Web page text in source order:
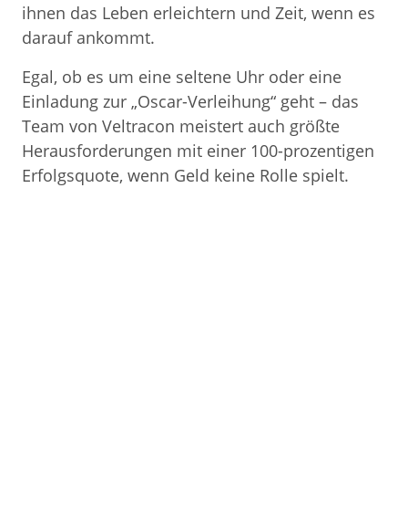
ihnen das Leben erleichtern und Zeit, wenn es
darauf ankommt.
Egal, ob es um eine seltene Uhr oder eine
Einladung zur „Oscar-Verleihung“ geht – das
Team von Veltracon meistert auch größte
Herausforderungen mit einer 100-prozentigen
Erfolgsquote, wenn Geld keine Rolle spielt.